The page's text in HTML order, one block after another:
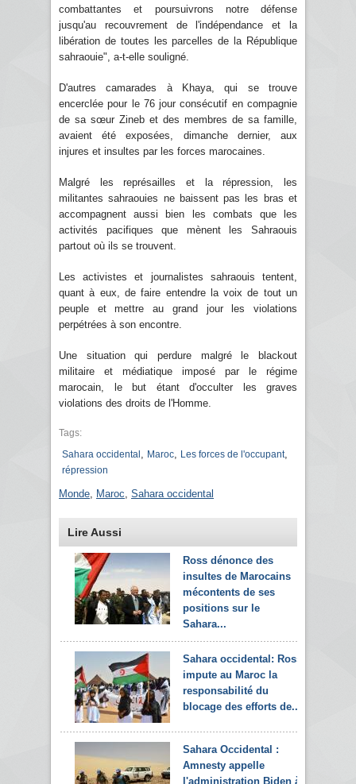
combattantes et poursuivrons notre défense
jusqu'au recouvrement de l'indépendance et la
libération de toutes les parcelles de la République
sahraouie", a-t-elle souligné.
D'autres camarades à Khaya, qui se trouve
encerclée pour le 76 jour consécutif en compagnie
de sa sœur Zineb et des membres de sa famille,
avaient été exposées, dimanche dernier, aux
injures et insultes par les forces marocaines.
Malgré les représailles et la répression, les
militantes sahraouies ne baissent pas les bras et
accompagnent aussi bien les combats que les
activités pacifiques que mènent les Sahraouis
partout où ils se trouvent.
Les activistes et journalistes sahraouis tentent,
quant à eux, de faire entendre la voix de tout un
peuple et mettre au grand jour les violations
perpétrées à son encontre.
Une situation qui perdure malgré le blackout
militaire et médiatique imposé par le régime
marocain, le but étant d'occulter les graves
violations des droits de l'Homme.
Tags:
Sahara occidental
Maroc Les forces de l'occupant,
répression
Monde Maroc Sahara occidental
Lire Aussi
Ross dénonce des
insultes de Marocains
mécontents de ses
positions sur le
Sahara...
Sahara occidental: Ross
impute au Maroc la
responsabilité du
blocage des efforts de...
Sahara Occidental :
Amnesty appelle
l'administration Biden à